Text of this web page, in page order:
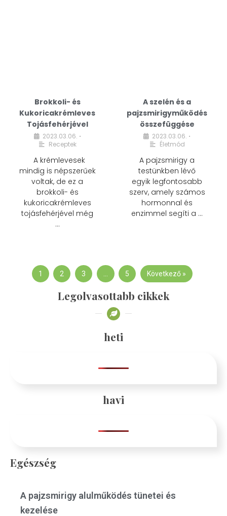
Brokkoli- és
Kukoricakrémleves
Tojásfehérjével
2023.03.06. •
Receptek
A krémlevesek
mindig is népszerűek
voltak, de ez a
brokkoli- és
kukoricakrémleves
tojásfehérjével még
…
A szelén és a
pajzsmirigyműködés
összefüggése
2023.03.06. •
Életmód
A pajzsmirigy a
testünkben lévő
egyik legfontosabb
szerv, amely számos
hormonnal és
enzimmel segíti a …
1 2 3 … 5 Következő »
Legolvasottabb cikkek
heti
havi
Egészség
A pajzsmirigy alulműködés tünetei és
kezelése